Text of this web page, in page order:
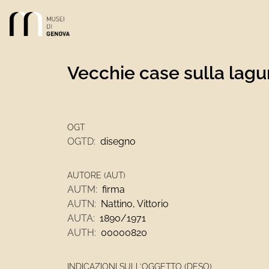
Link alla homepage
Vecchie case sulla
OGT
OGTD: disegno
AUTORE (AUT)
AUTM: firma
AUTN: Nattino, Vittorio
AUTA: 1890/1971
AUTH: 00000820
INDICAZIONI SULL'OGGETTO (DESO)